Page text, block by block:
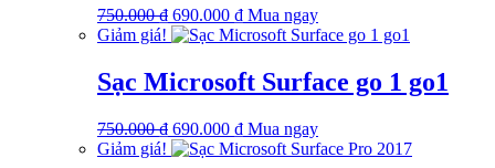
750.000₫ Giá
gốc
750.000 ₫.
690.000 ₫Giá
hiện
là:
690.000 ₫.
Mua ngay
Giảm giá!
Sạc Microsoft Surface go 1 go1
750.000₫ Giá
gốc
690.000 ₫Giá
hiện
Mua ngay
Giảm giá!